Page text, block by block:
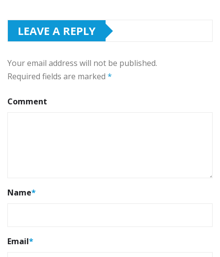
LEAVE A REPLY
Your email address will not be published.
Required fields are marked *
Comment
Name*
Email*